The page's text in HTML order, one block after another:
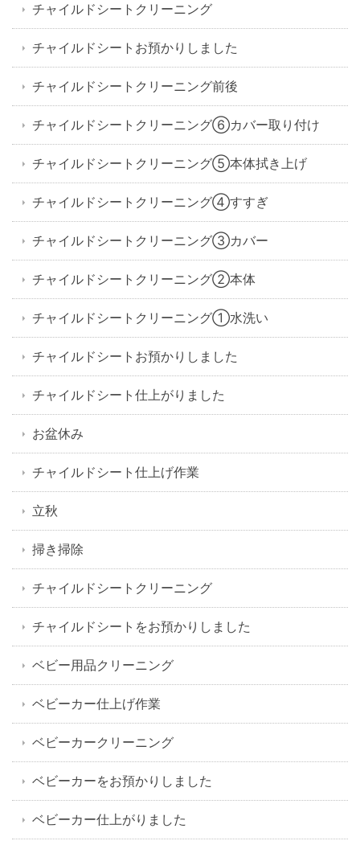
チャイルドシートクリーニング
チャイルドシートお預かりしました
チャイルドシートクリーニング前後
チャイルドシートクリーニング⑥カバー取り付け
チャイルドシートクリーニング⑤本体拭き上げ
チャイルドシートクリーニング④すすぎ
チャイルドシートクリーニング③カバー
チャイルドシートクリーニング②本体
チャイルドシートクリーニング①水洗い
チャイルドシートお預かりしました
チャイルドシート仕上がりました
お盆休み
チャイルドシート仕上げ作業
立秋
掃き掃除
チャイルドシートクリーニング
チャイルドシートをお預かりしました
ベビー用品クリーニング
ベビーカー仕上げ作業
ベビーカークリーニング
ベビーカーをお預かりしました
ベビーカー仕上がりました